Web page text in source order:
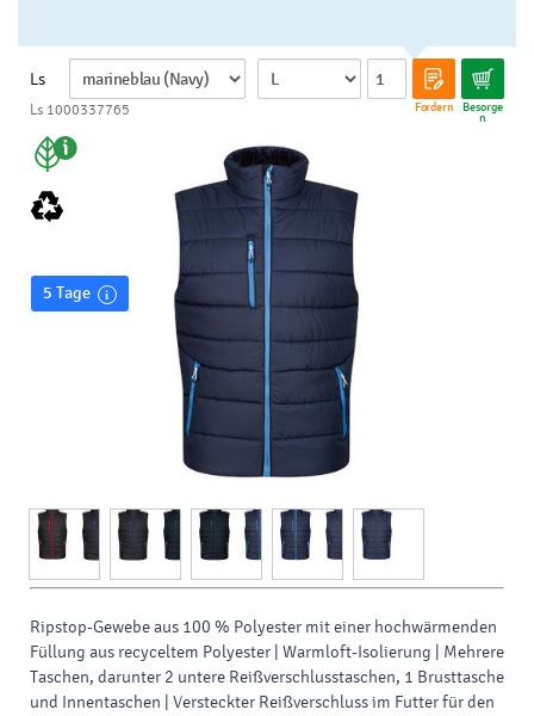
Ls
Fordern Besorge
n
Ls 1000337765
5 Tage
Ripstop-Gewebe aus 100 % Polyester mit einer hochwärmenden
Füllung aus recyceltem Polyester | Warmloft-Isolierung | Mehrere
Taschen, darunter 2 untere Reißverschlusstaschen, 1 Brusttasche
und Innentaschen | Versteckter Reißverschluss im Futter für den